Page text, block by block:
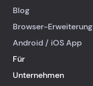
Blog
Browser-Erweiterung
Android / iOSApp
Für
Unternehmen